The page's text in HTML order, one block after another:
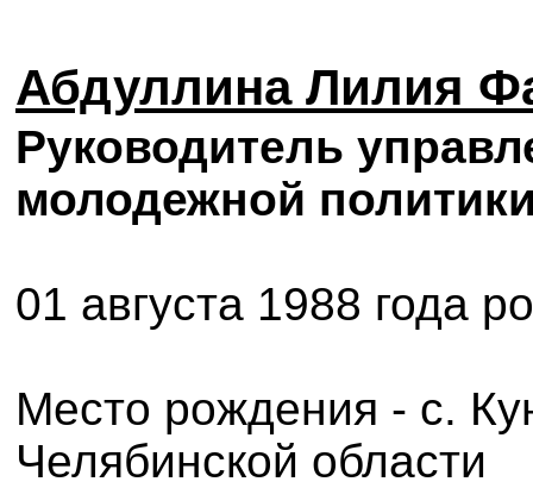
Абдуллина Лилия
Руководитель
молодежной
01 августа 1988 года
Место рождения - с.
Челябинской области